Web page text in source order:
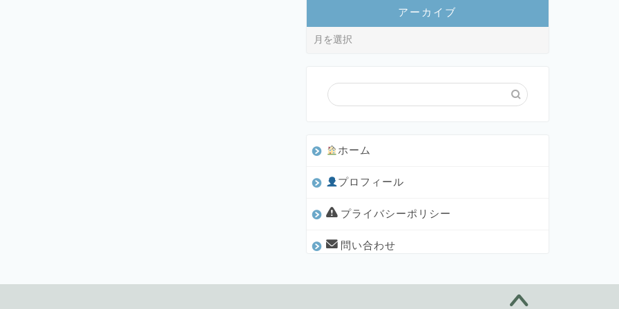
アーカイブ
ホーム
プロフィール
プライバシーポリシー
問い合わせ